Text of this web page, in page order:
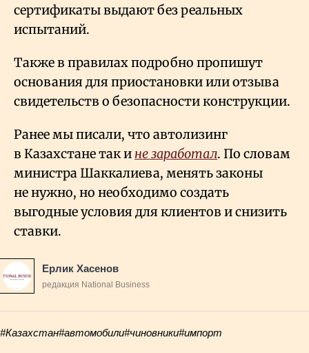
сертификаты выдают без реальных
испытаний.
Также в правилах подробно пропишут
основания для приостановки или отзыва
свидетельств о безопасности конструкции.
Ранее мы писали, что автолизинг
в Казахстане так и не заработал. По словам
министра Шаккалиева, менять законы
не нужно, но необходимо создать
выгодные условия для клиентов и снизить
ставки.
Ерлик Хасенов
редакция National Business
#Казахстан#автомобили#чиновники#импорт